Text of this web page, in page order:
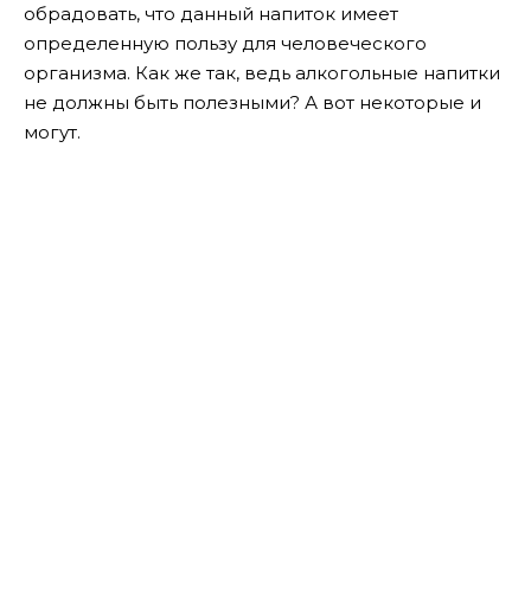
обрадовать, что данный напиток имеет
определенную пользу для человеческого
организма. Как же так, ведь алкогольные напитки
не должны быть полезными? А вот некоторые и
могут.